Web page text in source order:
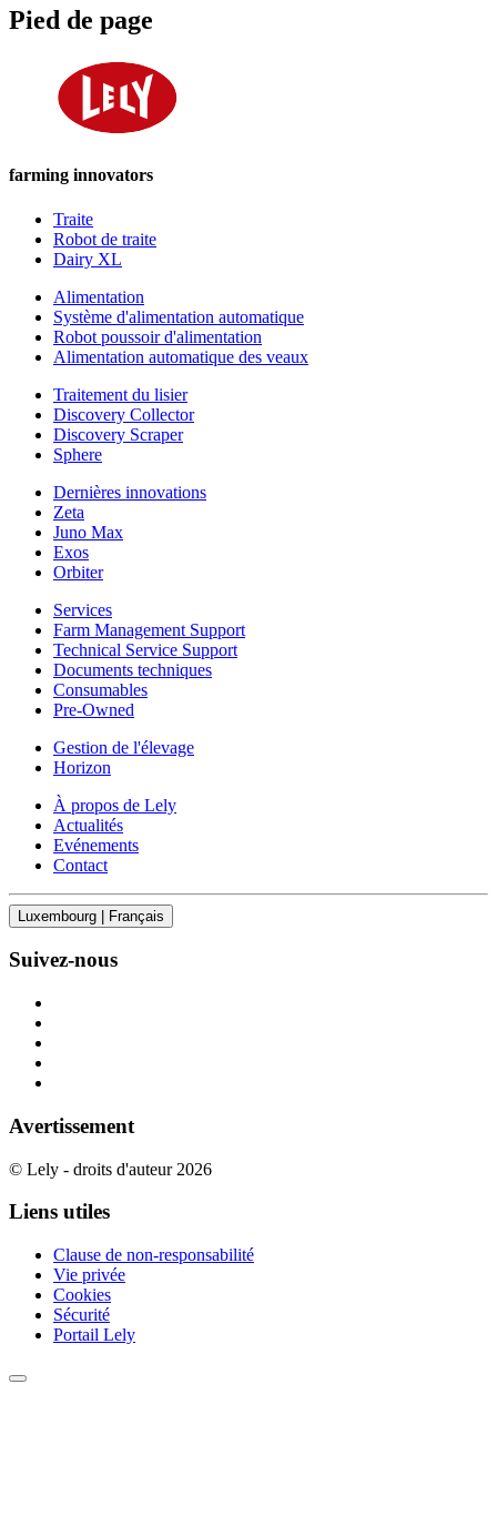
Pied de page
farming innovators
Traite
Robot de traite
Dairy XL
Alimentation
Système d'alimentation automatique
Robot poussoir d'alimentation
Alimentation automatique des veaux
Traitement du lisier
Discovery Collector
Discovery Scraper
Sphere
Dernières innovations
Zeta
Juno Max
Exos
Orbiter
Services
Farm Management Support
Technical Service Support
Documents techniques
Consumables
Pre-Owned
Gestion de l'élevage
Horizon
À propos de Lely
Actualités
Evénements
Contact
Luxembourg | Français
Suivez-nous
Avertissement
© Lely - droits d'auteur 2026
Liens utiles
Clause de non-responsabilité
Vie privée
Cookies
Sécurité
Portail Lely